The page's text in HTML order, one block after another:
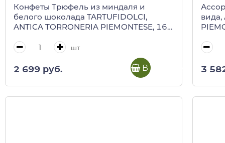
Конфеты Трюфель из миндаля и
белого шоколада TARTUFIDOLCI,
ANTICA TORRONERIA PIEMONTESE, 160
шт
2 699 руб. В корзину
вида,
3